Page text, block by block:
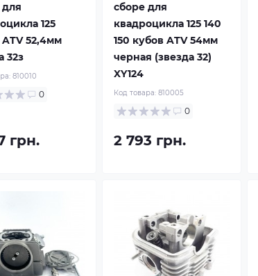
125
ATV 52,4мм
32з
810010
0
грн.
сборе для
квадроцикла 125 140
150 кубов ATV 54мм
черная (звезда 32)
XY124
Код товара: 810005
0
2 793 грн.